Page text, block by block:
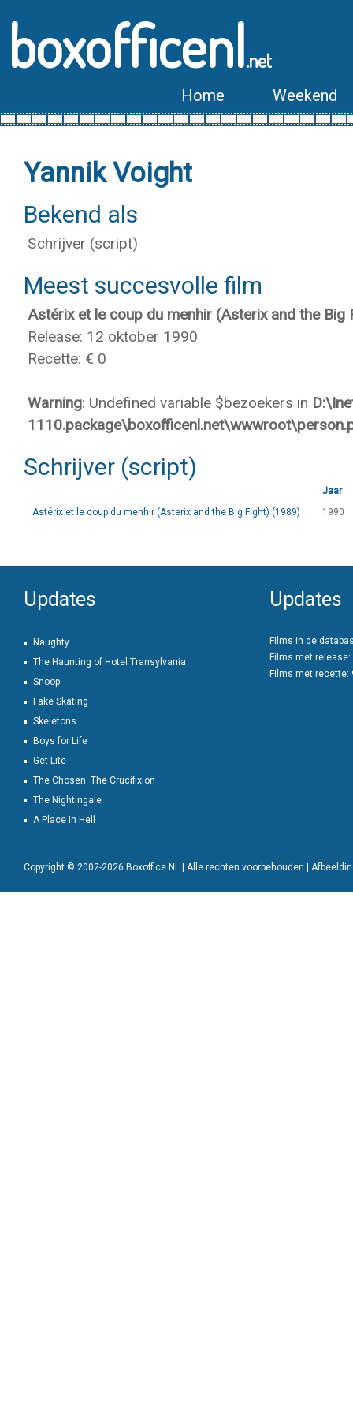
boxofficenl.net
Home Weekend
Yannik Voight
Bekend als
Schrijver (script)
Meest succesvolle film
Astérix et le coup du menhir (Asterix and the Big
Release: 12 oktober 1990
Recette: € 0
Warning: Undefined variable $bezoekers in
Schrijver (script)
Jaar
Astérix et le coup du menhir (Asterix and the Big Fight) (1989)
1990
Updates
Naughty
The Haunting of Hotel Transylvania
Snoop
Fake Skating
Skeletons
Boys for Life
Get Lite
The Chosen: The Crucifixion
The Nightingale
A Place in Hell
Updates
Films in de
Films met release:
Films met recette:
Copyright © 2002-2026 Boxoffice NL | Alle rechten voorbehouden |